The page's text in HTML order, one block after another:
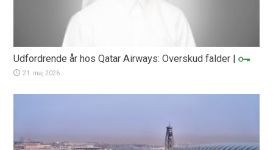
Udfordrende år hos Qatar Airways: Overskud falder |
21. maj 2026